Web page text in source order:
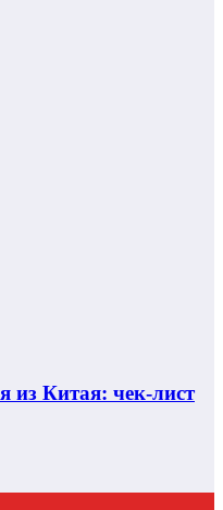
из Китая: чек-лист